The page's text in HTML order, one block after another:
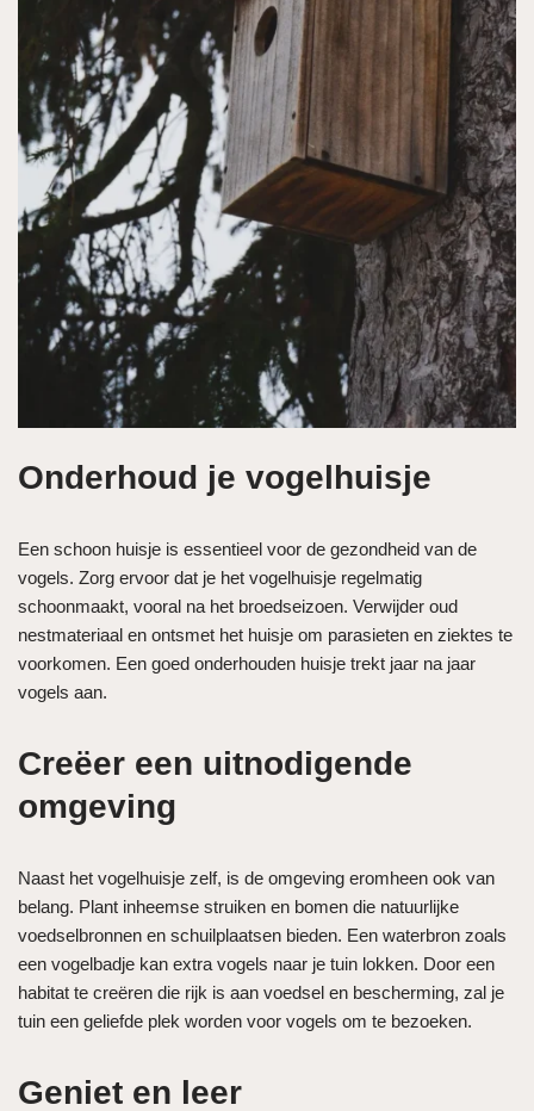
Onderhoud je vogelhuisje
Een schoon huisje is essentieel voor de gezondheid van de
vogels. Zorg ervoor dat je het vogelhuisje regelmatig
schoonmaakt, vooral na het broedseizoen. Verwijder oud
nestmateriaal en ontsmet het huisje om parasieten en ziektes te
voorkomen. Een goed onderhouden huisje trekt jaar na jaar
vogels aan.
Creëer een uitnodigende
omgeving
Naast het vogelhuisje zelf, is de omgeving eromheen ook van
belang. Plant inheemse struiken en bomen die natuurlijke
voedselbronnen en schuilplaatsen bieden. Een waterbron zoals
een vogelbadje kan extra vogels naar je tuin lokken. Door een
habitat te creëren die rijk is aan voedsel en bescherming, zal je
tuin een geliefde plek worden voor vogels om te bezoeken.
Geniet en leer